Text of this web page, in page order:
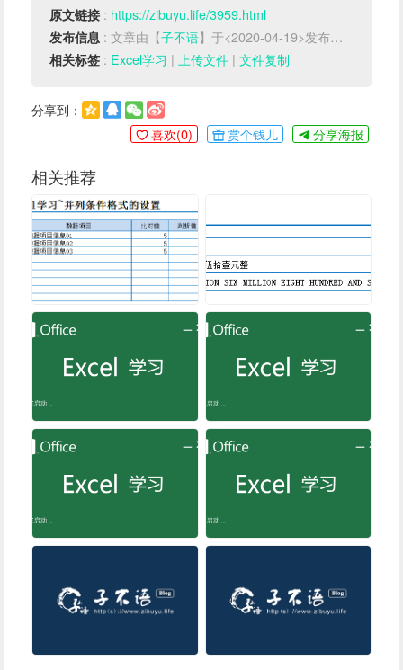
Set
'打开目标工作簿
Set sSheet = sBook.Sheets(1) '使用第一个s
heet作为源数据所在页
rtCol + 1). End (xlUp).Row
数据所在行(第二列)
    sEndCol = sSheet.Cells(sStartRow -
1, C
文件中最后一列数据所在列(标题行)
If sEndRow >= srcStartLine
        sSheet.Range(Cells(sStartRow, sStar
tCol), Cells(sEndRow, sEndCol)).Copy ThisWo
rkbook.Sheets(1).Range(
制到指定位置
'copyRowNum = sEndRow - srcStartLin
e + 1
End If
End Function
原文链接 : https://zibuyu.life/3959.html
发布信息 : 文章由【子不语】于<2020-04-19>发布于【
相关标签 : Excel学习 | 上传文件 | 文件复制
分享到：
喜欢(0) 赏个钱儿 分享海报
相关推荐